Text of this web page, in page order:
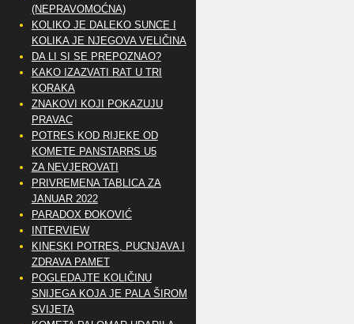
(NEPRAVOMOĆNA)
KOLIKO JE DALEKO SUNCE I
KOLIKA JE NJEGOVA VELIČINA
DA LI SI SE PREPOZNAO?
KAKO IZAZVATI RAT U TRI
KORAKA
ZNAKOVI KOJI POKAZUJU
PRAVAC
POTRES KOD RIJEKE OD
KOMETE PANSTARRS U5
ZA NEVJEROVATI
PRIVREMENA TABLICA ZA
JANUAR 2022
PARADOX ĐOKOVIĆ
INTERVIEW
KINESKI POTRES, PUCNJAVA I
ZDRAVA PAMET
POGLEDAJTE KOLIČINU
SNIJEGA KOJA JE PALA ŠIROM
SVIJETA